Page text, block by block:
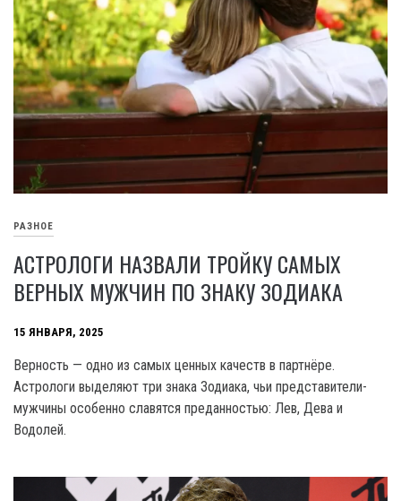
РАЗНОЕ
АСТРОЛОГИ НАЗВАЛИ ТРОЙКУ САМЫХ
ВЕРНЫХ МУЖЧИН ПО ЗНАКУ ЗОДИАКА
15 ЯНВАРЯ, 2025
Верность — одно из самых ценных качеств в партнёре.
Астрологи выделяют три знака Зодиака, чьи представители-
мужчины особенно славятся преданностью: Лев, Дева и
Водолей.